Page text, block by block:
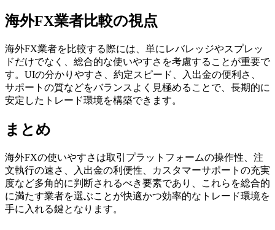
海外FX業者比較の視点
海外FX業者を比較する際には、単にレバレッジやスプレッ
ドだけでなく、総合的な使いやすさを考慮することが重要で
す。UIの分かりやすさ、約定スピード、入出金の便利さ、
サポートの質などをバランスよく見極めることで、長期的に
安定したトレード環境を構築できます。
まとめ
海外FXの使いやすさは取引プラットフォームの操作性、注
文執行の速さ、入出金の利便性、カスタマーサポートの充実
度など多角的に判断されるべき要素であり、これらを総合的
に満たす業者を選ぶことが快適かつ効率的なトレード環境を
手に入れる鍵となります。